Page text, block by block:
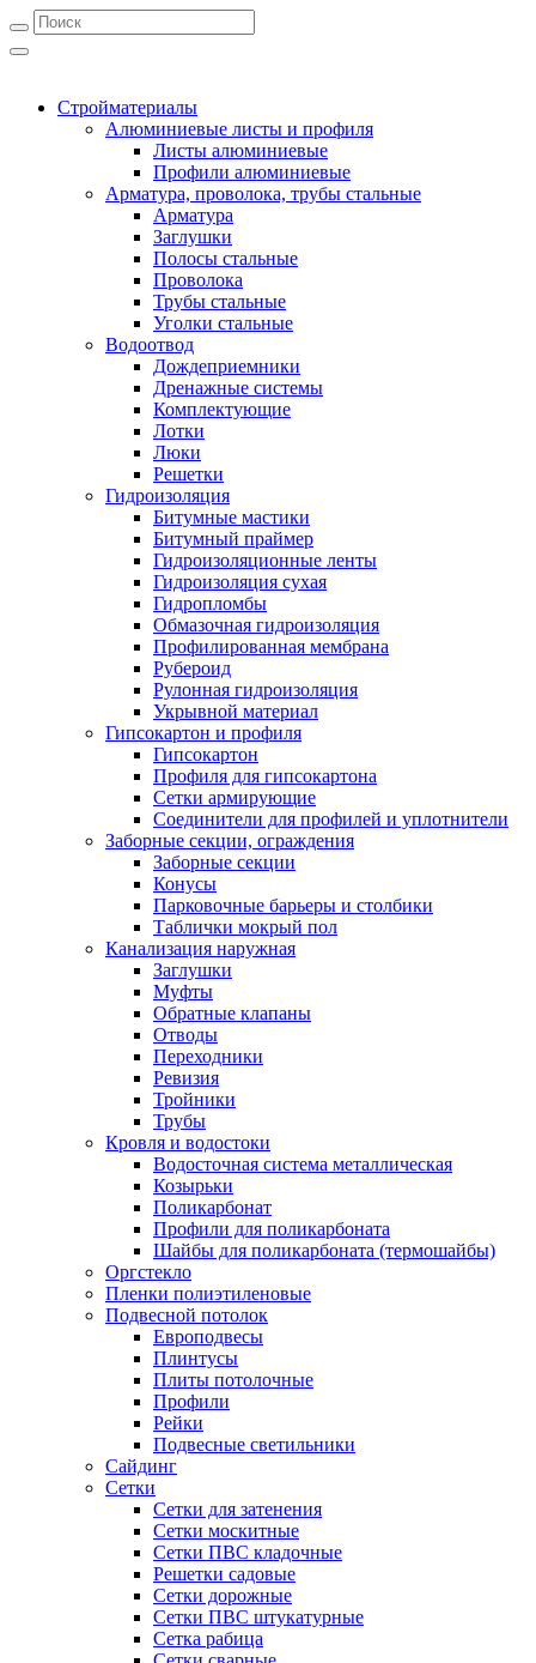
Стройматериалы
Алюминиевые листы и профиля
Листы алюминиевые
Профили алюминиевые
Арматура, проволока, трубы стальные
Арматура
Заглушки
Полосы стальные
Проволока
Трубы стальные
Уголки стальные
Водоотвод
Дождеприемники
Дренажные системы
Комплектующие
Лотки
Люки
Решетки
Гидроизоляция
Битумные мастики
Битумный праймер
Гидроизоляционные ленты
Гидроизоляция сухая
Гидропломбы
Обмазочная гидроизоляция
Профилированная мембрана
Рубероид
Рулонная гидроизоляция
Укрывной материал
Гипсокартон и профиля
Гипсокартон
Профиля для гипсокартона
Сетки армирующие
Соединители для профилей и уплотнители
Заборные секции, ограждения
Заборные секции
Конусы
Парковочные барьеры и столбики
Таблички мокрый пол
Канализация наружная
Заглушки
Муфты
Обратные клапаны
Отводы
Переходники
Ревизия
Тройники
Трубы
Кровля и водостоки
Водосточная система металлическая
Козырьки
Поликарбонат
Профили для поликарбоната
Шайбы для поликарбоната (термошайбы)
Оргстекло
Пленки полиэтиленовые
Подвесной потолок
Европодвесы
Плинтусы
Плиты потолочные
Профили
Рейки
Подвесные светильники
Сайдинг
Сетки
Сетки для затенения
Сетки москитные
Сетки ПВС кладочные
Решетки садовые
Сетки дорожные
Сетки ПВС штукатурные
Сетка рабица